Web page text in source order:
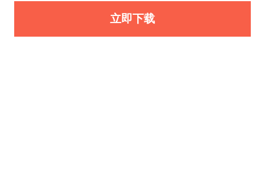
立即下载